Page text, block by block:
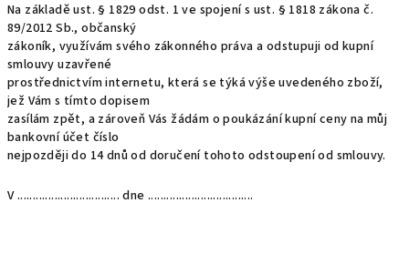
Na základě ust. § 1829 odst. 1 ve spojení s ust. § 1818 zákona č.
89/2012 Sb., občanský
zákoník, využívám svého zákonného práva a odstupuji od kupní
smlouvy uzavřené
prostřednictvím internetu, která se týká výše uvedeného zboží,
jež Vám s tímto dopisem
zasílám zpět, a zároveň Vás žádám o poukázání kupní ceny na můj
bankovní účet číslo
nejpozději do 14 dnů od doručení tohoto odstoupení od smlouvy.
V ................................. dne ..................................